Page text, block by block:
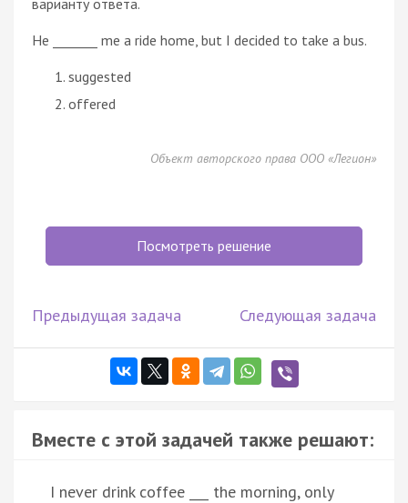
He _______ me a ride home, but I decided to take a bus.
suggested
offered
Объект авторского права ООО «Легион»
Посмотреть решение
Предыдущая задача Следующая задача
Вместе с этой задачей также решают:
I never drink coffee ___ the morning, only